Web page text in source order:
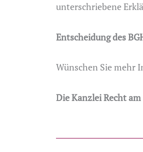
unterschriebene
Entscheidung des
Wünschen Sie mehr
Die Kanzlei Recht